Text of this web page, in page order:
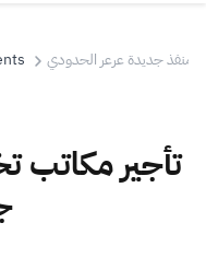
منفذ جديدة عرعر الحدودي
تأجير مكاتب